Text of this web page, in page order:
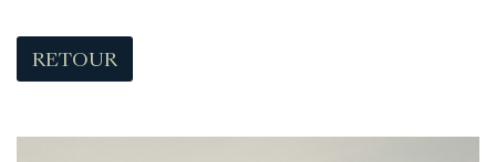
RETOUR